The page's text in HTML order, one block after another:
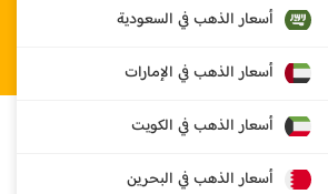
أسعار الذهب في السعودية
أسعار الذهب في الإمارات
أسعار الذهب في الكويت
أسعار الذهب في البحرين